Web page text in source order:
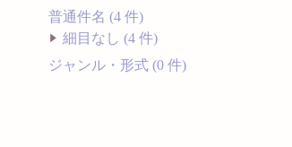
普通件名 (4 件)
細目なし (4 件)
ジャンル・形式 (0 件)